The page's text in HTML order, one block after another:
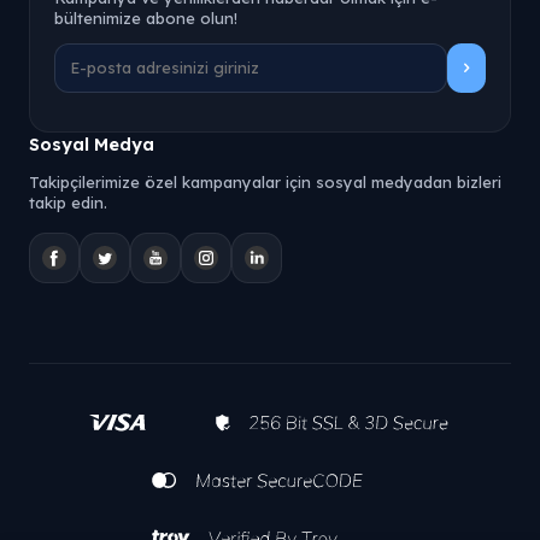
bültenimize abone olun!
Sosyal Medya
Takipçilerimize özel kampanyalar için sosyal medyadan bizleri
takip edin.